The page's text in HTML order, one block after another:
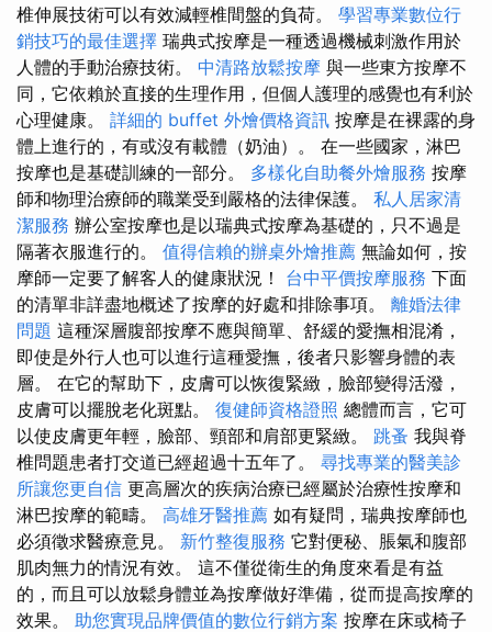
椎伸展技術可以有效減輕椎間盤的負荷。 學習專業數位行
銷技巧的最佳選擇 瑞典式按摩是一種透過機械刺激作用於
人體的手動治療技術。 中清路放鬆按摩 與一些東方按摩不
同，它依賴於直接的生理作用，但個人護理的感覺也有利於
心理健康。 詳細的 buffet 外燴價格資訊 按摩是在裸露的身
體上進行的，有或沒有載體（奶油）。 在一些國家，淋巴
按摩也是基礎訓練的一部分。 多樣化自助餐外燴服務 按摩
師和物理治療師的職業受到嚴格的法律保護。 私人居家清
潔服務 辦公室按摩也是以瑞典式按摩為基礎的，只不過是
隔著衣服進行的。 值得信賴的辦桌外燴推薦 無論如何，按
摩師一定要了解客人的健康狀況！ 台中平價按摩服務 下面
的清單非詳盡地概述了按摩的好處和排除事項。 離婚法律
問題 這種深層腹部按摩不應與簡單、舒緩的愛撫相混淆，
即使是外行人也可以進行這種愛撫，後者只影響身體的表
層。 在它的幫助下，皮膚可以恢復緊緻，臉部變得活潑，
皮膚可以擺脫老化斑點。 復健師資格證照 總體而言，它可
以使皮膚更年輕，臉部、頸部和肩部更緊緻。 跳蚤 我與脊
椎問題患者打交道已經超過十五年了。 尋找專業的醫美診
所讓您更自信 更高層次的疾病治療已經屬於治療性按摩和
淋巴按摩的範疇。 高雄牙醫推薦 如有疑問，瑞典按摩師也
必須徵求醫療意見。 新竹整復服務 它對便秘、脹氣和腹部
肌肉無力的情況有效。 這不僅從衛生的角度來看是有益
的，而且可以放鬆身體並為按摩做好準備，從而提高按摩的
效果。 助您實現品牌價值的數位行銷方案 按摩在床或椅子